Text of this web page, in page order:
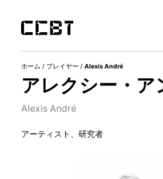
ホーム / プレイヤー / Alexis André
アレクシー・ア
Alexis André
アーティスト、研究者